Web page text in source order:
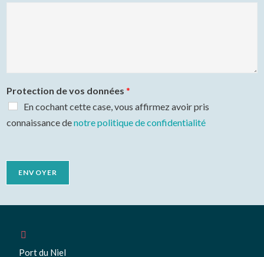
Protection de vos données *
En cochant cette case, vous affirmez avoir pris
connaissance denotre politique de confidentialité
ENVOYER
Port du Niel